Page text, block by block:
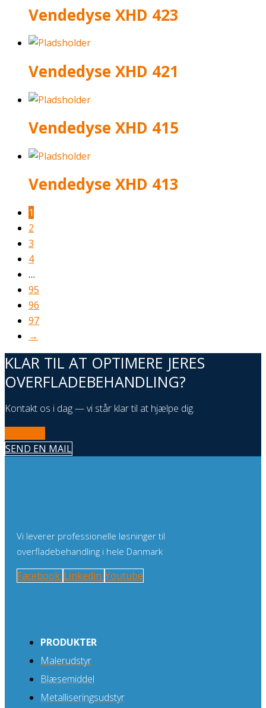
Vendedyse XHD 423
Vendedyse XHD 421
Vendedyse XHD 415
Vendedyse XHD 413
1
2
3
4
…
95
96
97
→
KLAR TIL AT OPTIMERE JERES
OVERFLADEBEHANDLING?
Kontakt os i dag — vi står klar til at hjælpe dig.
SEND EN MAIL
Vi leverer professionelle løsninger til
overfladebehandling i hele Danmark
Facebook Linkedin Youtube
PRODUKTER
Malerudstyr
Blæsemiddel
Metalliseringsudstyr